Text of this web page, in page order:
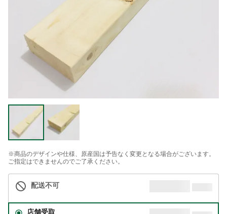
※商品のデザインや仕様、原産国は予告なく変更となる場合がございます。
ご指定はできませんのでご了承ください。
配送不可
店舗受取